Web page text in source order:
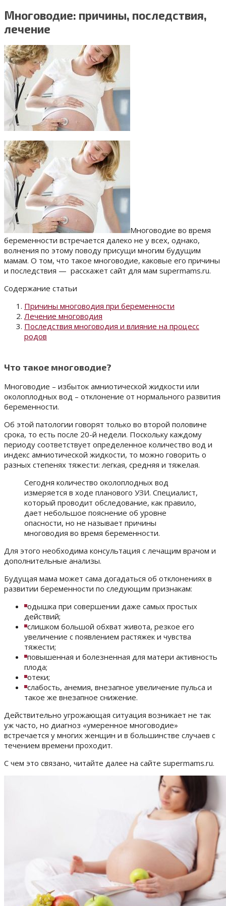
Многоводие: причины, последствия,
лечение
Многоводие во время
беременности встречается далеко не у всех, однако,
волнения по этому поводу присущи многим будущим
мамам. О том, что такое многоводие, каковые его причины
и последствия — расскажет сайт для мам supermams.ru.
Содержание статьи
Причины многоводия при беременности
Лечение многоводия
Последствия многоводия и влияние на процесс
родов
Что такое многоводие?
Многоводие – избыток амниотической жидкости или
околоплодных вод – отклонение от нормального развития
беременности.
Об этой патологии говорят только во второй половине
срока, то есть после 20-й недели. Поскольку каждому
периоду соответствует определенное количество вод и
индекс амниотической жидкости, то можно говорить о
разных степенях тяжести: легкая, средняя и тяжелая.
Сегодня количество околоплодных вод
измеряется в ходе планового УЗИ. Специалист,
который проводит обследование, как правило,
дает небольшое пояснение об уровне
опасности, но не называет причины
многоводия во время беременности.
Для этого необходима консультация с лечащим врачом и
дополнительные анализы.
Будущая мама может сама догадаться об отклонениях в
развитии беременности по следующим признакам:
одышка при совершении даже самых простых
действий;
слишком большой обхват живота, резкое его
увеличение с появлением растяжек и чувства
тяжести;
повышенная и болезненная для матери активность
плода;
отеки;
слабость, анемия, внезапное увеличение пульса и
такое же внезапное снижение.
Действительно угрожающая ситуация возникает не так
уж часто, но диагноз «умеренное многоводие»
встречается у многих женщин и в большинстве случаев с
течением времени проходит.
С чем это связано, читайте далее на сайте supermams.ru.